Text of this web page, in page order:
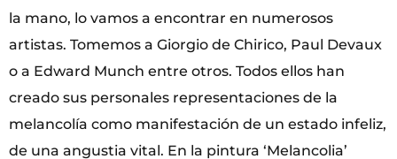
la mano, lo vamos a encontrar en numerosos
artistas. Tomemos a Giorgio de Chirico, Paul Devaux
o a Edward Munch entre otros. Todos ellos han
creado sus personales representaciones de la
melancolía como manifestación de un estado infeliz,
de una angustia vital. En la pintura ‘Melancolia’